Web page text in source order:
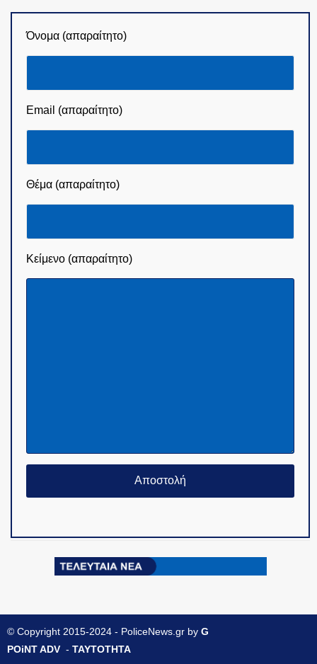
Όνομα (απαραίτητο)
Email (απαραίτητο)
Θέμα (απαραίτητο)
Κείμενο (απαραίτητο)
© Copyright 2015-2024 - PoliceNews.gr by G
POiNT ADV - ΤΑΥΤΟΤΗΤΑ